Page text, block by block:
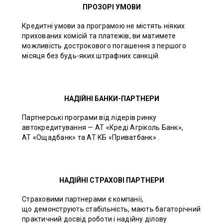
ПРОЗОРІ УМОВИ
Кредитні умови за програмою не містять ніяких
прихованих комісій та платежів, ви матимете
можливість дострокового погашення з першого
місяця без будь-яких штрафних санкцій.
НАДІЙНІ БАНКИ-ПАРТНЕРИ
Партнерські програми від лідерів ринку
автокредитування — АТ «Креді Агріколь Банк»,
АТ «Ощадбанк» та АТ КБ «Приватбанк» .
НАДІЙНІ СТРАХОВІ ПАРТНЕРИ
Страховими партнерами є компанії,
що демонструють стабільність, мають багаторічний
практичний досвід роботи і надійну ділову